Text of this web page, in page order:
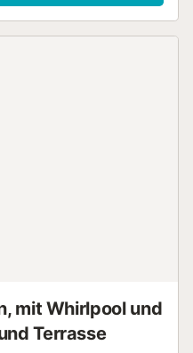
Blick auf das Meer und
mit Whirlpool und
Terrasse